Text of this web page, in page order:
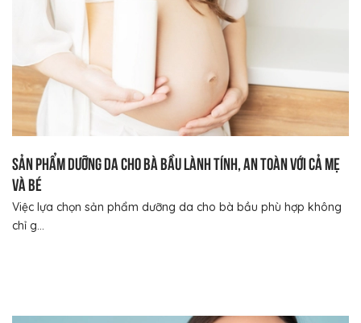
Sản phẩm dưỡng da cho bà bầu lành tính, an toàn với cả mẹ
và bé
Việc lựa chọn sản phẩm dưỡng da cho bà bầu phù hợp không
chỉ g...